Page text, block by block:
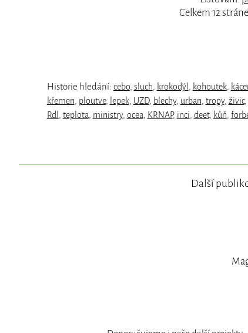
Celkem 12
Historie hledání: cebo, sluch krokodýl kohoutek,
křemen ploutve, lepek, UZD, blechy, urban tropy, živic,
Rdl
teplota ministry, ocea KRNAP, inci deet, kůň
Další